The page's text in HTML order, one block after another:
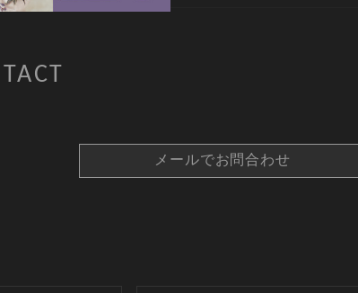
メールでお問合わせ